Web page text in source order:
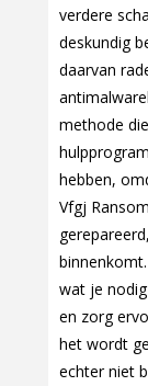
verdere
deskundig
daarvan
methode
hebben,
Vfgj
wat je
en zorg
het wordt
echter niet